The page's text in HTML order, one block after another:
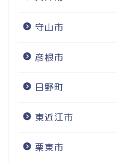
守山市
彦根市
日野町
東近江市
栗東市